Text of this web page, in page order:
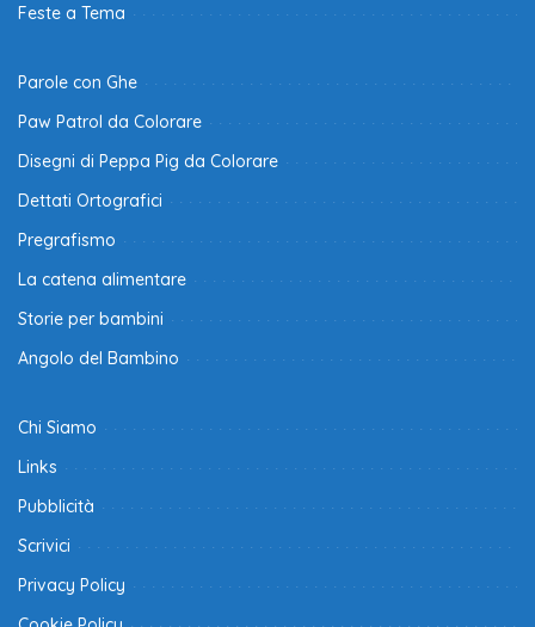
Feste a Tema
Parole con Ghe
Paw Patrol da Colorare
Disegni di Peppa Pig da Colorare
Dettati Ortografici
Pregrafismo
La catena alimentare
Storie per bambini
Angolo del Bambino
Chi Siamo
Links
Pubblicità
Scrivici
Privacy Policy